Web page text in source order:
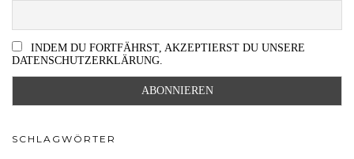
INDEM DU FORTFÄHRST, AKZEPTIERST DU UNSERE
DATENSCHUTZERKLÄRUNG.
SCHLAGWÖRTER